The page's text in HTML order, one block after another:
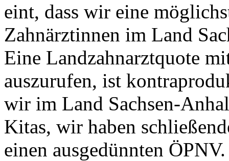
eint, dass wir eine
Zahnärztinnen im Land
Eine Landzahnarztquote
auszurufen, ist
wir im Land Sachsen-
Kitas, wir haben
einen ausgedünnten